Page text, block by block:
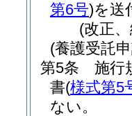
第6号)を送
(改正
(養護受託
第5条
施行
書(様式第5
ない。